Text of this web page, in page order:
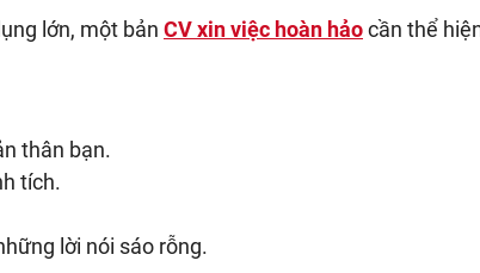
lớn, một bản CV xin việc hoàn hảocần thể
thân bạn.
tích.
lời nói sáo rỗng.